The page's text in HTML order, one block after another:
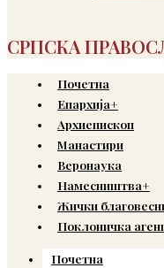
СРПСКА
Почетна
Епархија+
Архиепископ
Манастири
Веронаука
Намесништва+
Жички
Поклоничка
Почетна